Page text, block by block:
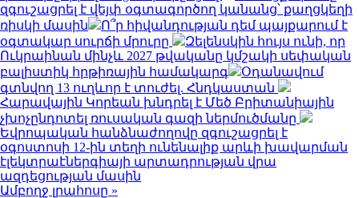
զգուշացրել է վեյփ օգտագործող կանանց՝ քաղցկեղի
ռիսկի մասին
Ո՞ր հիվանդության դեմ պայքարում է
օգտակար սուրճի մրուրը
Զելենսկին հույս ունի, որ
Ուկրաինան մինչև 2027 թվականը կմշակի սեփական
բալիստիկ հրթիռային համակարգ
Օդանավում
գտնվող 13 ուղևոր է տուժել. Հնդկաստան
Հարավային Կորեան խնդրել է Մեծ Բրիտանիային
չխոչընդոտել ռուսական գազի ներմուծմանը
Եվրոպական հանձնաժողովը զգուշացրել է
օգոստոսի 12-ին տեղի ունենալիք արևի խավարման
էլեկտրաէներգիայի արտադրության վրա
ազդեցության մասին
Ամբողջ լրահոսը »